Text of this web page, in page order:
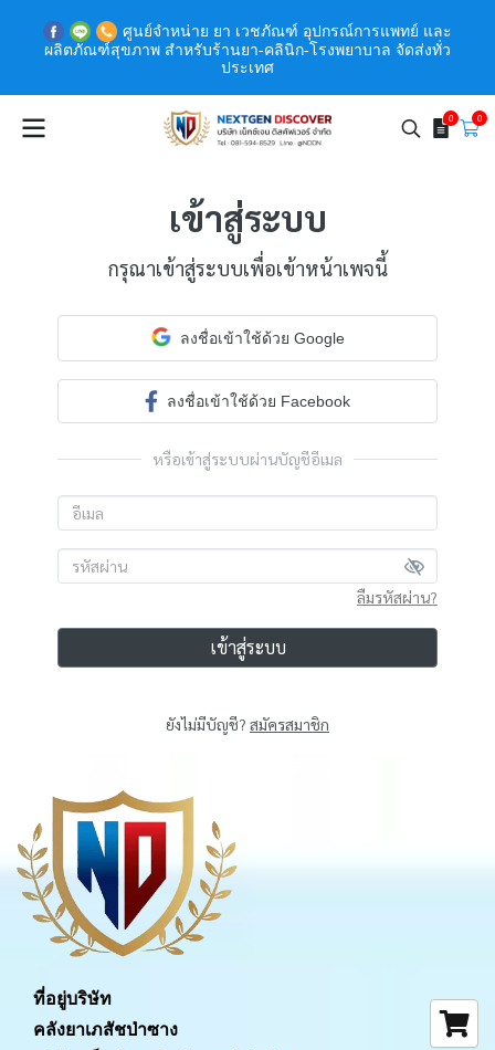
ศูนย์จำหน่าย ยา เวชภัณฑ์ อุปกรณ์การแพทย์ และ
ผลิตภัณฑ์สุขภาพ สำหรับร้านยา-คลินิก-โรงพยาบาล จัดส่งทั่ว
ประเทศ
0 0
เข้าสู่ระบบ
กรุณาเข้าสู่ระบบเพื่อเข้าหน้าเพจนี้
ลงชื่อเข้าใช้ด้วย Google
ลงชื่อเข้าใช้ด้วย Facebook
หรือเข้าสู่ระบบผ่านบัญชีอีเมล
ลืมรหัสผ่าน?
เข้าสู่ระบบ
ยังไม่มีบัญชี? สมัครสมาชิก
ที่อยู่บริษัท
คลังยาเภสัชป่าซาง